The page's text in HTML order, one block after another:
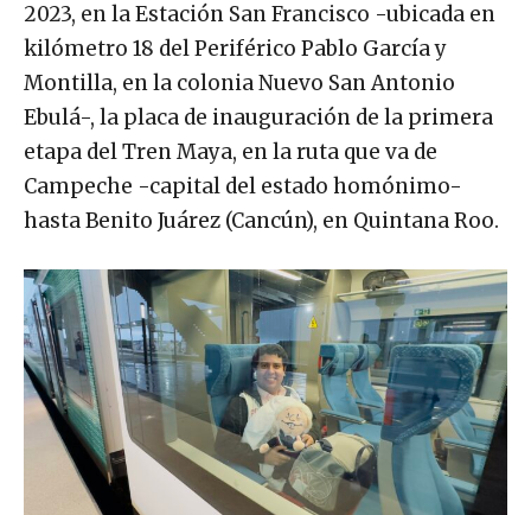
2023, en la Estación San Francisco -ubicada en
kilómetro 18 del Periférico Pablo García y
Montilla, en la colonia Nuevo San Antonio
Ebulá-, la placa de inauguración de la primera
etapa del Tren Maya, en la ruta que va de
Campeche -capital del estado homónimo-
hasta Benito Juárez (Cancún), en Quintana Roo.